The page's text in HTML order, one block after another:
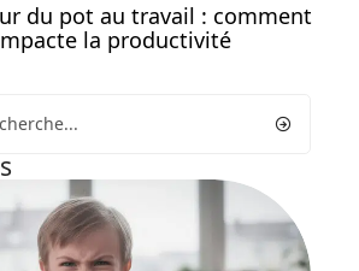
du pot au travail : comment
la productivité